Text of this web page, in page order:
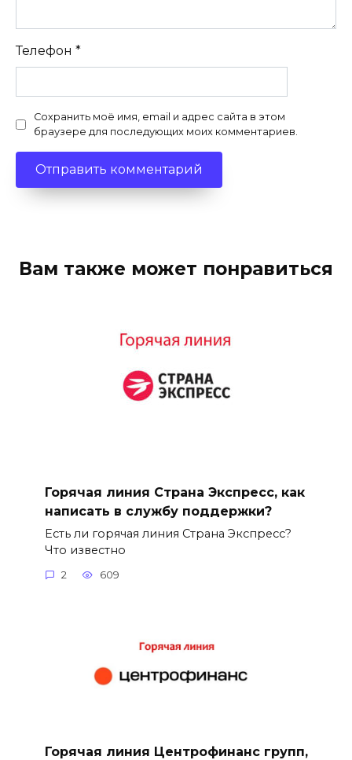
Телефон *
Сохранить моё имя, email и адрес сайта в этом
браузере для последующих моих комментариев.
Вам также может понравиться
Горячая линия Страна Экспресс, как
написать в службу поддержки?
Есть ли горячая линия Страна Экспресс?
Что известно
2 609
Горячая линия Центрофинанс групп,